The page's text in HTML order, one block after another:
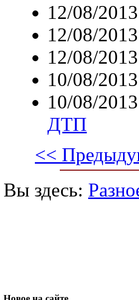
12/08/
12/08/
12/08/
10/08/
10/08/
ДТП
<<
Вы здесь: